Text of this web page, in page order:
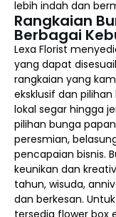
lebih indah dan
Rangkaian
Berbagai
Lexa Florist
yang dapat
rangkaian yang
eksklusif dan
lokal segar hingga
pilihan bunga
peresmian,
pencapaian bisnis.
keunikan dan
tahun, wisuda,
dan berkesan.
tersedia flower box